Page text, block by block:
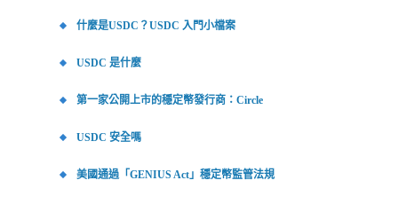
什麼是USDC？USDC 入門小檔案
USDC 是什麼
第一家公開上市的穩定幣發行商：Circle
USDC 安全嗎
美國通過「GENIUS Act」穩定幣監管法規